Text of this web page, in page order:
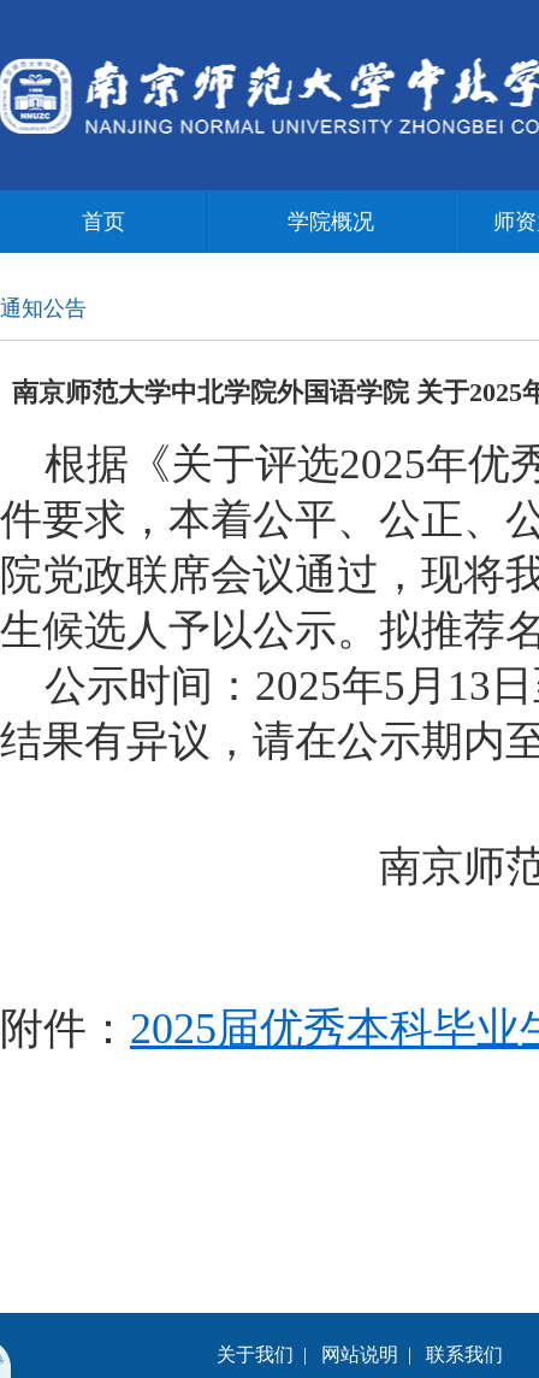
首页 学院概况 师
通知公告
南京师范大学中北学院外国语学院 关于
根据《关于评选2025年优
件要求，本着公平、公正、
院党政联席会议通过，现将
生候选人予以公示。拟推荐
公示时间：2025年5月13
结果有异议，请在公示期内
南京师
附件： 2025届优秀本科毕业
关于我们 | 网站说明 | 联系我们